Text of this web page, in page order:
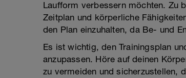
Laufform verbessern möchten. Zu
Zeitplan und körperliche
den Plan einzuhalten, da Be- und
Es ist wichtig, den Trainingsplan
anzupassen. Höre auf deinen
zu vermeiden und sicherzustellen,